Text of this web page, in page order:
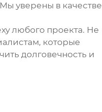
уверены в качестве
любого проекта. Не
которые
долговечность и